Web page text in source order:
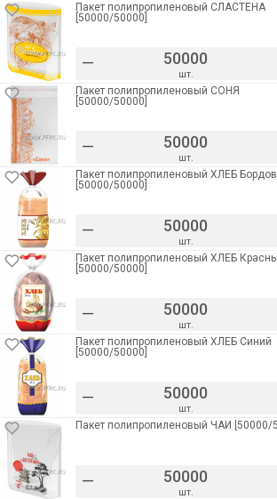
Пакет полипропиленовый СЛАСТЁНА
[50000/50000]
– шт.
Пакет полипропиленовый СОНЯ
[50000/50000]
– шт.
Пакет полипропиленовый ХЛЕБ
[50000/50000]
– шт.
Пакет полипропиленовый ХЛЕБ
[50000/50000]
– шт.
Пакет полипропиленовый ХЛЕБ Синий
[50000/50000]
– шт.
Пакет полипропиленовый ЧАЙ [50000/
– шт.